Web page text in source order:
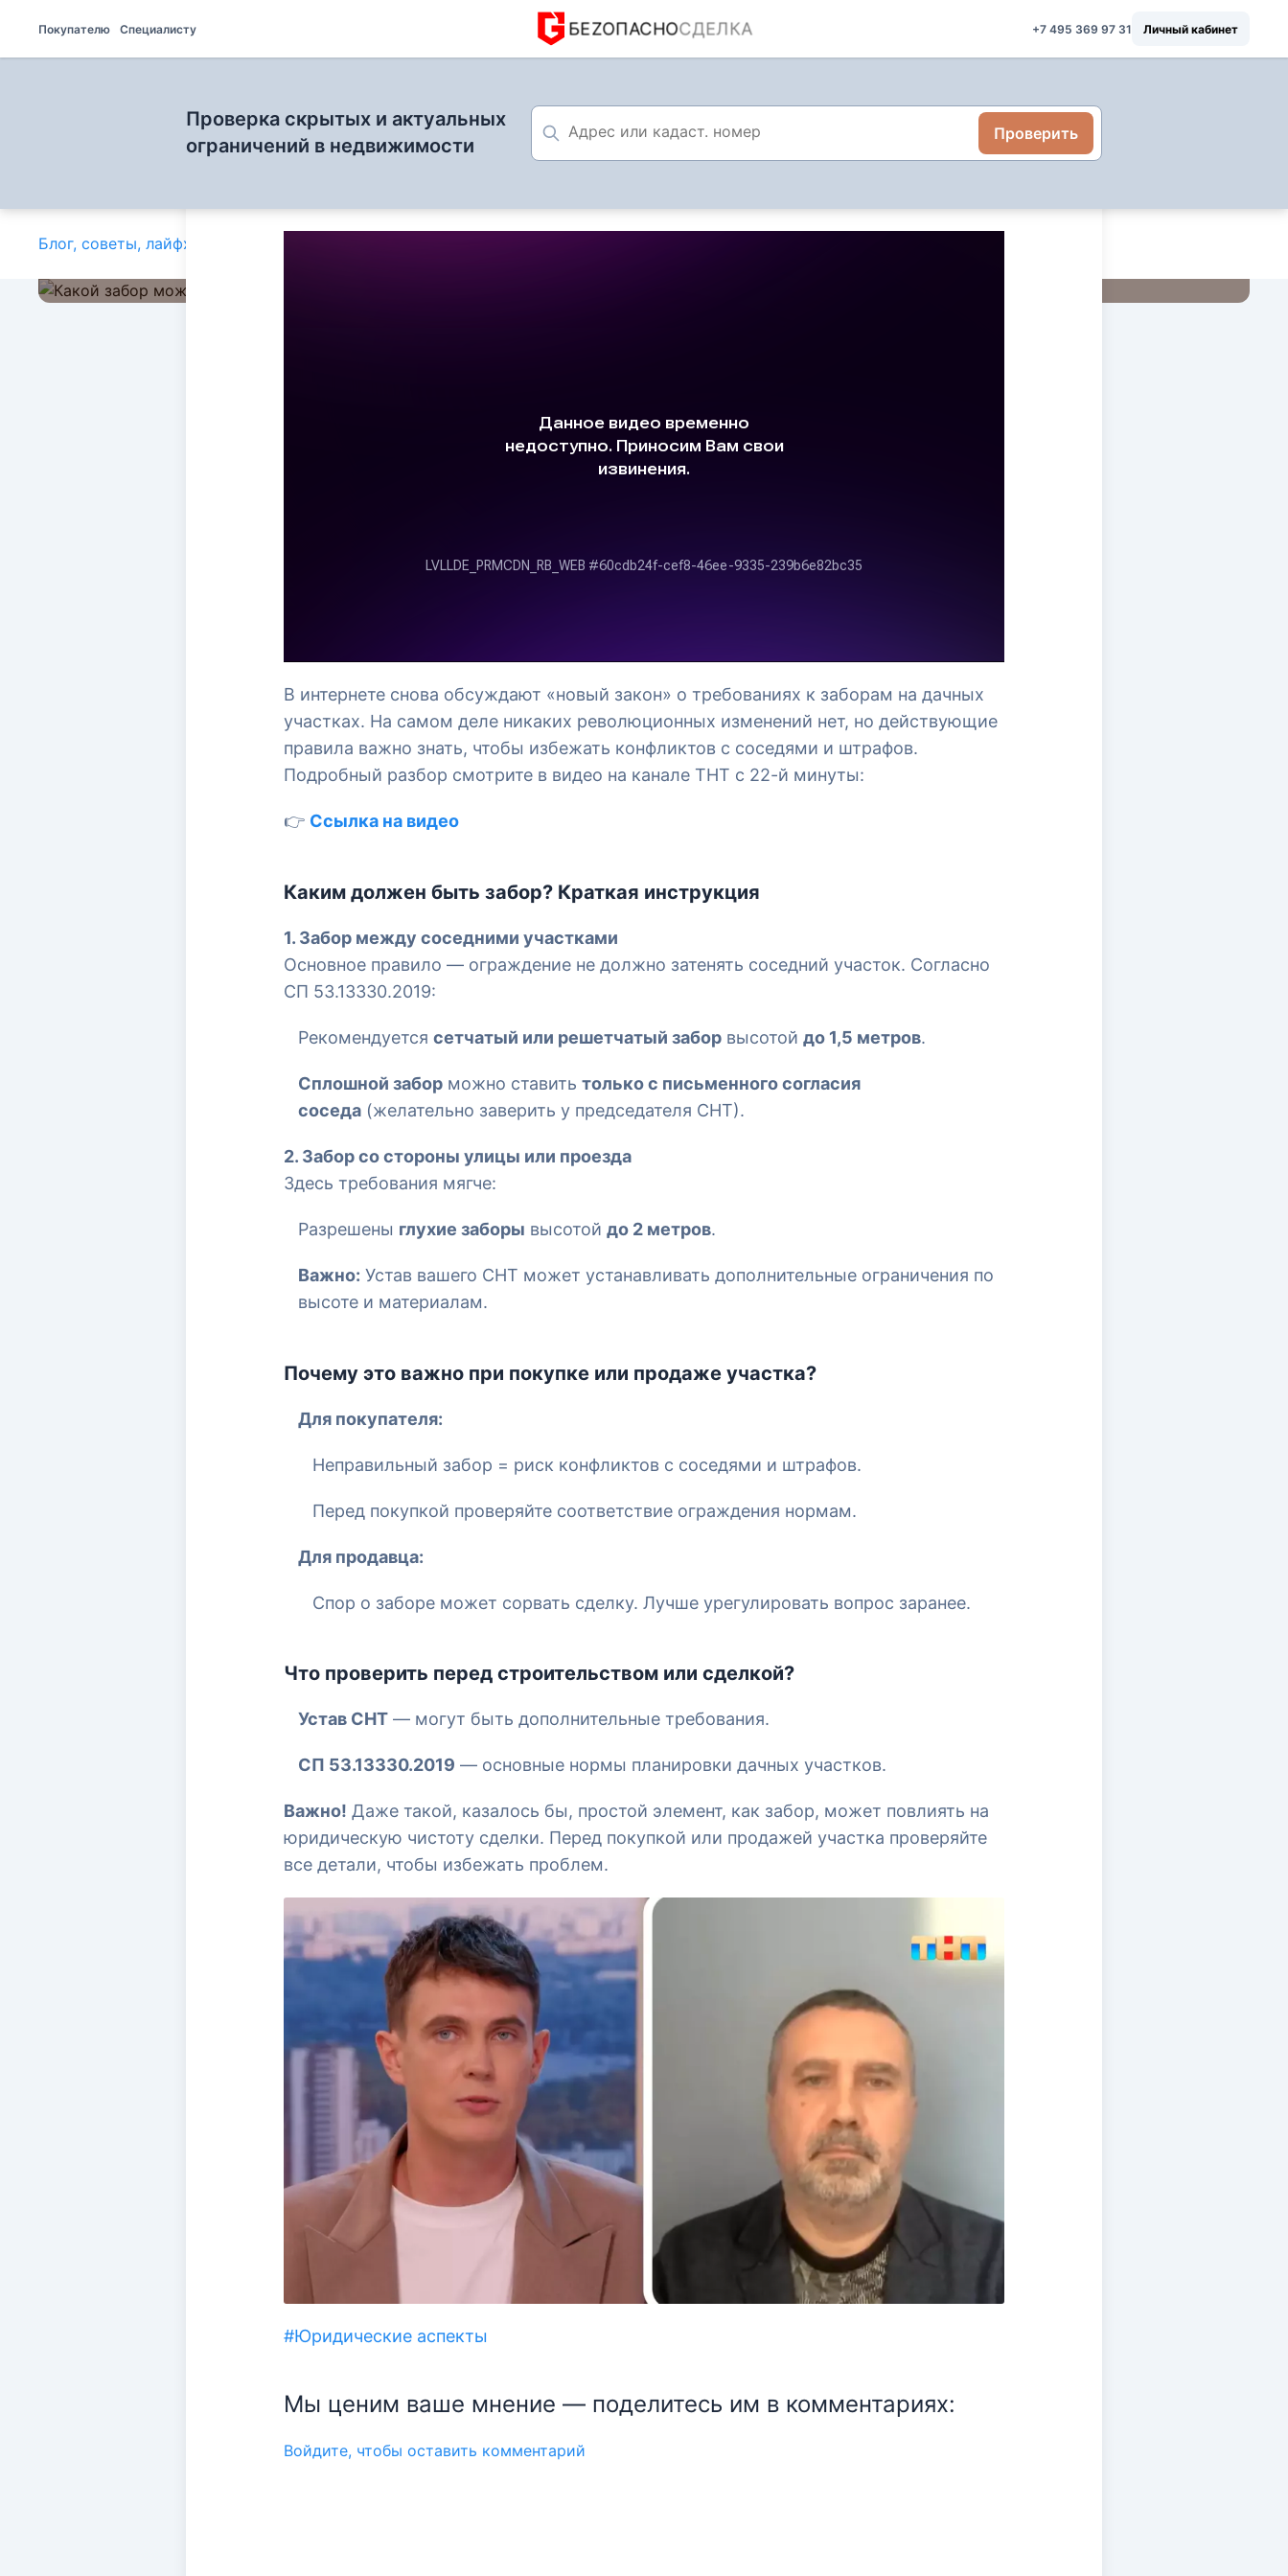
Покупателю Специалисту БЕZОПАСНОСДЕЛКА +7 495 369 97 31 Личный кабинет
Проверка скрытых и актуальных
ограничений в недвижимости
Проверить
Блог, советы, лайфхаки и полезные статьи
покупкой участка
В интернете снова обсуждают «новый закон» о требованиях к заборам на дачных
участках. На самом деле никаких революционных изменений нет, но действующие
правила важно знать, чтобы избежать конфликтов с соседями и штрафов.
Подробный разбор смотрите в видео на канале ТНТ с 22-й минуты:
👉 Ссылка на видео
Каким должен быть забор? Краткая инструкция
1. Забор между соседними участками
Основное правило — ограждение не должно затенять соседний участок. Согласно
СП 53.13330.2019:
Рекомендуется сетчатый или решетчатый забор высотой до 1,5 метров.
Сплошной забор можно ставить только с письменного согласия
соседа (желательно заверить у председателя СНТ).
2. Забор со стороны улицы или проезда
Здесь требования мягче:
Разрешены глухие заборы высотой до 2 метров.
Важно: Устав вашего СНТ может устанавливать дополнительные ограничения по
высоте и материалам.
Почему это важно при покупке или продаже участка?
Для покупателя:
Неправильный забор = риск конфликтов с соседями и штрафов.
Перед покупкой проверяйте соответствие ограждения нормам.
Для продавца:
Спор о заборе может сорвать сделку. Лучше урегулировать вопрос заранее.
Что проверить перед строительством или сделкой?
Устав СНТ — могут быть дополнительные требования.
СП 53.13330.2019 — основные нормы планировки дачных участков.
Важно! Даже такой, казалось бы, простой элемент, как забор, может повлиять на
юридическую чистоту сделки. Перед покупкой или продажей участка проверяйте
все детали, чтобы избежать проблем.
#Юридические аспекты
Мы ценим ваше мнение — поделитесь им в комментариях:
Войдите, чтобы оставить комментарий